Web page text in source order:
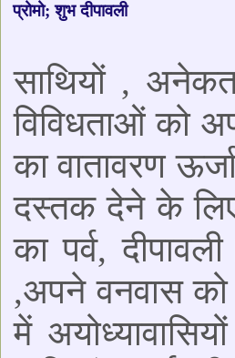
प्रोमो; शुभ दीपावली
साथियों ,
विविधताओं को
का वातावरण
दस्तक देने के
का पर्व,
,अपने वनवास
में